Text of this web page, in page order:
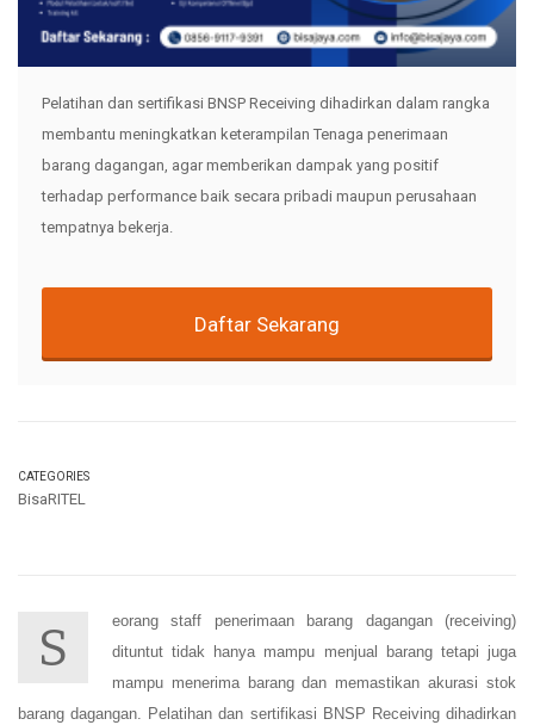
Pelatihan dan sertifikasi BNSP Receiving dihadirkan dalam rangka
membantu meningkatkan keterampilan Tenaga penerimaan
barang dagangan, agar memberikan dampak yang positif
terhadap performance baik secara pribadi maupun perusahaan
tempatnya bekerja.
Daftar Sekarang
CATEGORIES
BisaRITEL
S
eorang staff penerimaan barang dagangan (receiving)
dituntut tidak hanya mampu menjual barang tetapi juga
mampu menerima barang dan memastikan akurasi stok
barang dagangan. Pelatihan dan sertifikasi BNSP Receiving dihadirkan